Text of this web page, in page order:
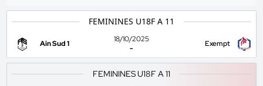
FEMININES U18F A 11
Ain Sud 1
18/10/2025
-
Exempt
FEMININES U18F A 11